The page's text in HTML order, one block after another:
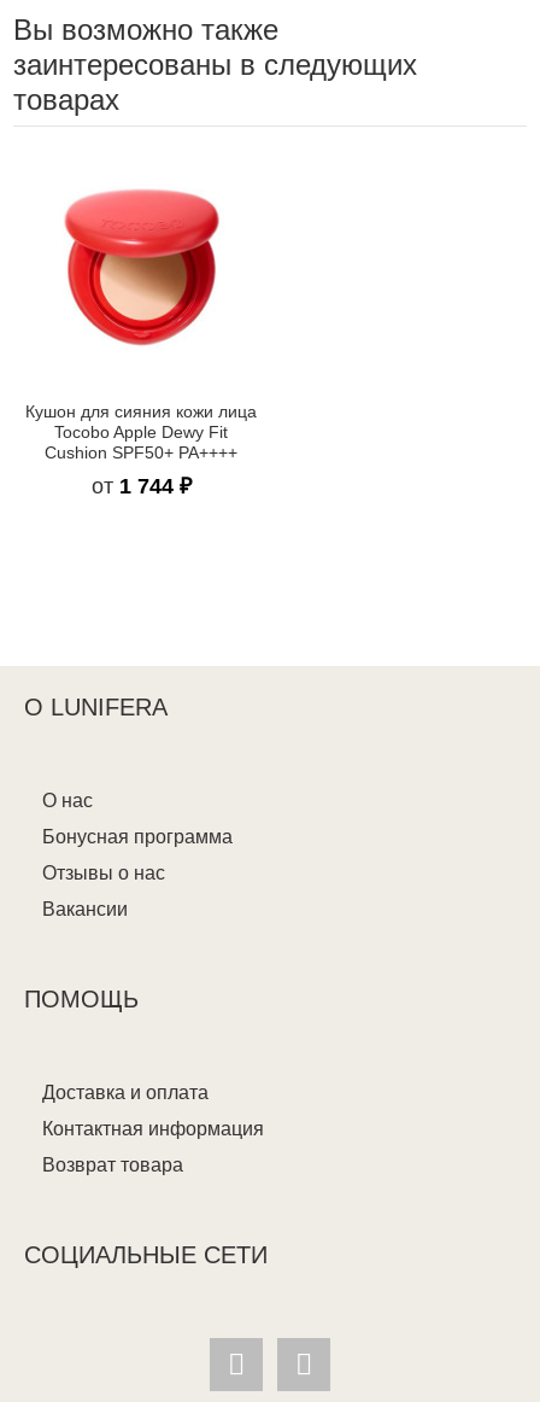
Вы возможно также
заинтересованы в следующих
товарах
Кушон для сияния кожи лица
Tocobo Apple Dewy Fit
Cushion SPF50+ PA++++
от 1 744 ₽
О LUNIFERA
О нас
Бонусная программа
Отзывы о нас
Вакансии
ПОМОЩЬ
Доставка и оплата
Контактная информация
Возврат товара
СОЦИАЛЬНЫЕ СЕТИ